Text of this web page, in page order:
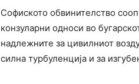
Софиското обвинителство
конзуларни односи во
надлежните за цивилниот
силна турбуленција и за